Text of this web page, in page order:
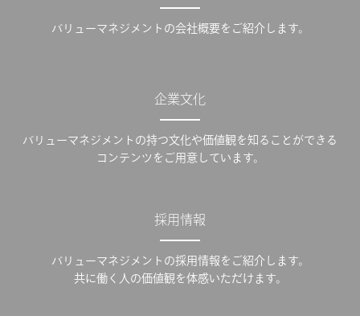
バリューマネジメントの会社概要をご紹介します。
企業文化
バリューマネジメントの持つ文化や価値観を知ることができる
コンテンツをご用意しています。
採用情報
バリューマネジメントの採用情報をご紹介します。
共に働く人の価値観を体感いただけます。